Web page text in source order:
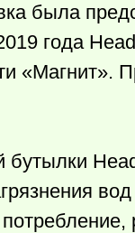
была
года
«Магнит».